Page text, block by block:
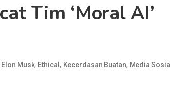
Tim ‘Moral AI’
Elon Musk, Ethical , Kecerdasan Buatan, Media Sosial